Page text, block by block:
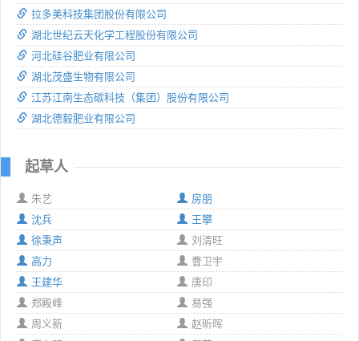
拉多美科技集团股份有限公司
湖北世纪云天化学工程股份有限公司
河北硅谷肥业有限公司
湖北茂盛生物有限公司
江苏江南生态碳科技（集团）股份有限公司
湖北德毅肥业有限公司
起草人
朱艺
房朋
沈兵
王攀
徐秉声
刘清旺
高力
曹卫宇
王建华
唐印
郑殿峰
易强
周义新
赵昕晖